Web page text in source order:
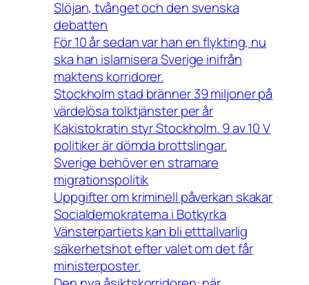
Slöjan, tvånget och den svenska
debatten
För 10 år sedan var han en flykting, nu
ska han islamisera Sverige inifrån
maktens korridorer.
Stockholm stad bränner 39 miljoner på
värdelösa tolktjänster per år
Kakistokratin styr Stockholm. 9 av 10 V
politiker är dömda brottslingar.
Sverige behöver en stramare
migrationspolitik
Uppgifter om kriminell påverkan skakar
Socialdemokraterna i Botkyrka
Vänsterpartiets kan bli etttallvarlig
säkerhetshot efter valet om det får
ministerposter.